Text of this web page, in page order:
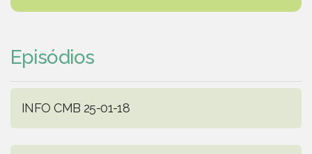
Episódios
INFO CMB 25-01-18